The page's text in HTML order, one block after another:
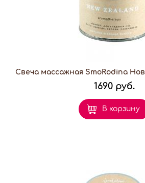
Свеча массажная SmoRodina
1690 руб.
В корзину